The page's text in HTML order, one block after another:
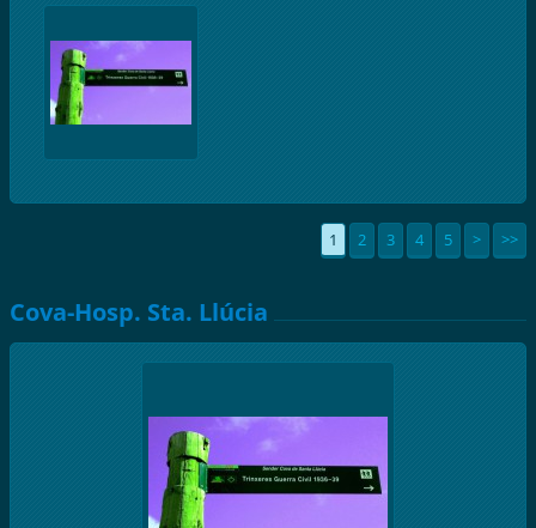
1 2 3 4 5 > >>
Cova-Hosp. Sta. Llúcia